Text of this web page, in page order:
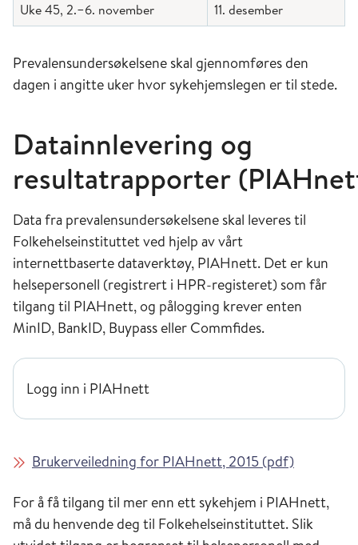
Uke 45, 2.−6. november
11. desember
Prevalensundersøkelsene skal gjennomføres den
dagen i angitte uker hvor sykehjemslegen er til stede.
Datainnlevering og
resultatrapporter
Data fra prevalensundersøkelsene skal leveres til
Folkehelseinstituttet ved hjelp av vårt
internettbaserte dataverktøy, PIAHnett. Det er kun
helsepersonell (registrert i HPR-registeret) som får
tilgang til PIAHnett, og pålogging krever enten
MinID, BankID, Buypass eller Commfides.
Logg inn i PIAHnett
Brukerveiledning for PIAHnett, 2015 (pdf)
For å få tilgang til mer enn ett sykehjem i PIAHnett,
må du henvende deg til Folkehelseinstituttet. Slik